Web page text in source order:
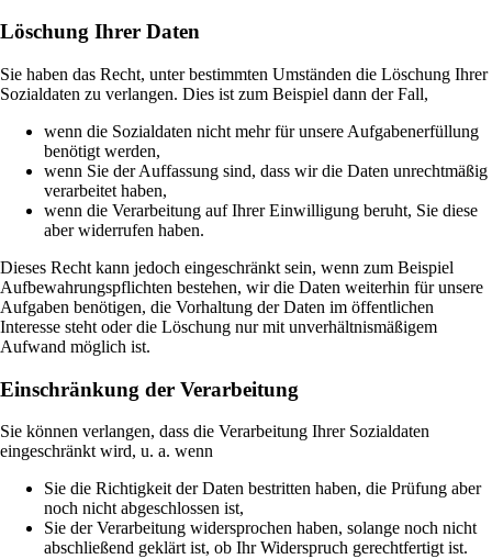
Löschung Ihrer Daten
Sie haben das Recht, unter bestimmten Umständen die Löschung Ihrer
Sozialdaten zu verlangen. Dies ist zum Beispiel dann der Fall,
wenn die Sozialdaten nicht mehr für unsere Aufgabenerfüllung
benötigt werden,
wenn Sie der Auffassung sind, dass wir die Daten unrechtmäßig
verarbeitet haben,
wenn die Verarbeitung auf Ihrer Einwilligung beruht, Sie diese
aber widerrufen haben.
Dieses Recht kann jedoch eingeschränkt sein, wenn zum Beispiel
Aufbewahrungspflichten bestehen, wir die Daten weiterhin für unsere
Aufgaben benötigen, die Vorhaltung der Daten im öffentlichen
Interesse steht oder die Löschung nur mit unverhältnismäßigem
Aufwand möglich ist.
Einschränkung der Verarbeitung
Sie können verlangen, dass die Verarbeitung Ihrer Sozialdaten
eingeschränkt wird, u. a. wenn
Sie die Richtigkeit der Daten bestritten haben, die Prüfung aber
noch nicht abgeschlossen ist,
Sie der Verarbeitung widersprochen haben, solange noch nicht
abschließend geklärt ist, ob Ihr Widerspruch gerechtfertigt ist.